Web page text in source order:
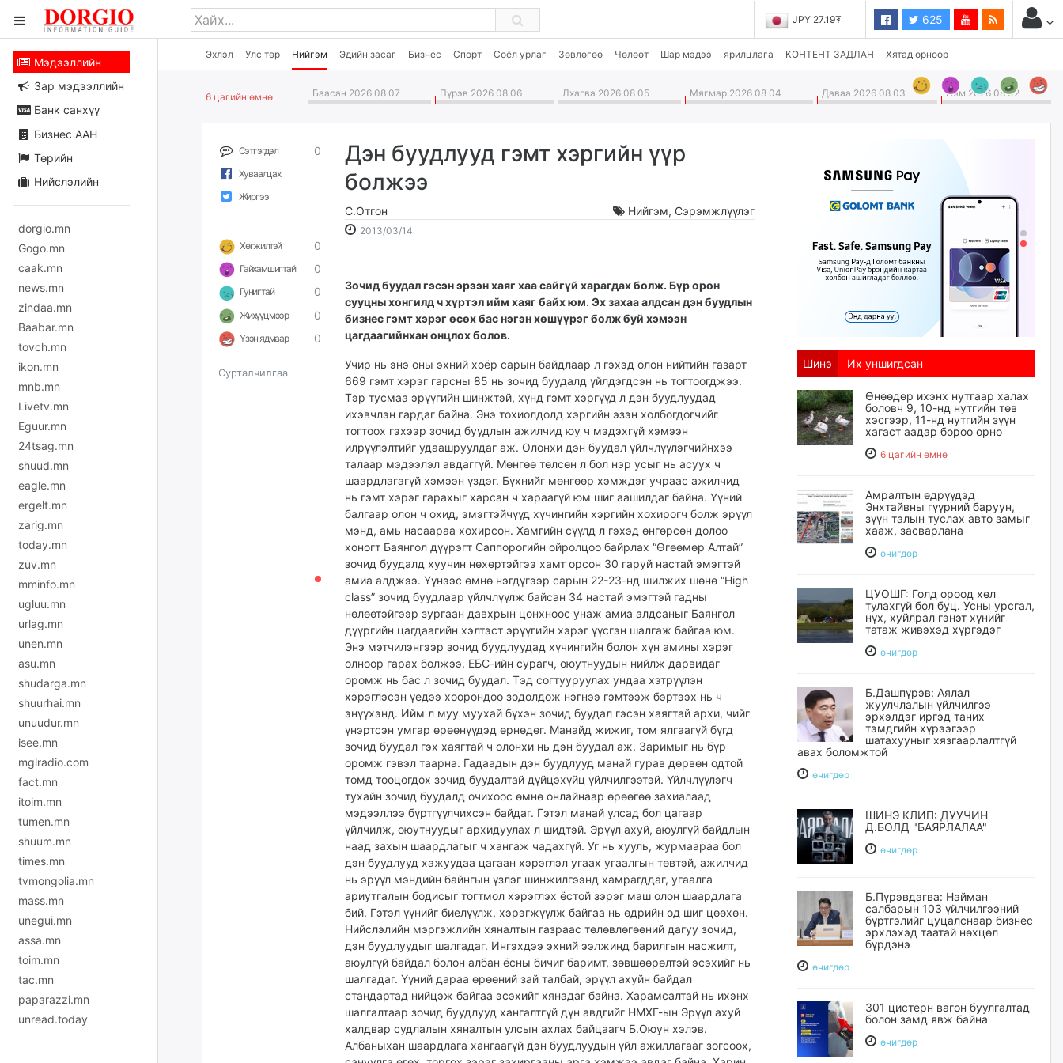
JPY 27.19₮ 625
Эхлэл Улс төр Нийгэм Эдийн засаг Бизнес Спорт Соёл урлаг Зөвлөгөө Чөлөөт Шар мэдээ ярилцлага КОНТЕНТ ЗАДЛАН Хятад орноор
Мэдээллийн
Зар мэдээллийн
Банк санхүү
Бизнес ААН
Төрийн
Нийслэлийн
dorgio.mn
Gogo.mn
caak.mn
news.mn
zindaa.mn
Baabar.mn
tovch.mn
ikon.mn
mnb.mn
Livetv.mn
Eguur.mn
24tsag.mn
shuud.mn
eagle.mn
ergelt.mn
zarig.mn
today.mn
zuv.mn
mminfo.mn
ugluu.mn
urlag.mn
unen.mn
asu.mn
shudarga.mn
shuurhai.mn
unuudur.mn
isee.mn
mglradio.com
fact.mn
itoim.mn
tumen.mn
shuum.mn
times.mn
tvmongolia.mn
mass.mn
unegui.mn
assa.mn
toim.mn
tac.mn
paparazzi.mn
unread.today
6 цагийн өмнө Баасан 2026 08 07 Пүрэв 2026 08 06 Лхагва 2026 08 05 Мягмар 2026 08 04 Даваа 2026 08 03 Ням 2026 08 02
Сэтгэгдэл 0
Хуваалцах
Жиргээ
Хөгжилтэй 0
Гайхамшигтай 0
Гунигтай 0
Жихүүцмээр 0
Үзэн ядмаар 0
Сурталчилгаа
Дэн буудлууд гэмт хэргийн үүр
болжээ
С.Отгон Нийгэм, Сэрэмжлүүлэг
2013/03/14
14:35:17
18:01:42
Зочид буудал гэсэн эрээн хаяг хаа сайгүй харагдах болж. Бүр орон
сууцны хонгилд ч хүртэл ийм хаяг байх юм. Эх захаа алдсан дэн буудлын
бизнес гэмт хэрэг өсөх бас нэгэн хөшүүрэг болж буй хэмээн
цагдаагийнхан онцлох болов.
Учир нь энэ оны эхний хоёр сарын байдлаар л гэхэд олон нийтийн газарт
669 гэмт хэрэг гарсны 85 нь зочид буудалд үйлдэгдсэн нь тогтоогджээ.
Тэр тусмаа эрүүгийн шинжтэй, хүнд гэмт хэргүүд л дэн буудлуудад
ихэвчлэн гардаг байна. Энэ тохиолдолд хэргийн эзэн холбогдогчийг
тогтоох гэхээр зочид буудлын ажилчид юу ч мэдэхгүй хэмээн
илрүүлэлтийг удаашруулдаг аж. Олонхи дэн буудал үйлчлүүлэгчийнхээ
талаар мэдээлэл авдаггүй. Мөнгөө төлсөн л бол нэр усыг нь асуух ч
шаардлагагүй хэмээн үздэг. Бүхнийг мөнгөөр хэмждэг учраас ажилчид
нь гэмт хэрэг гарахыг харсан ч хараагүй юм шиг аашилдаг байна. Үүний
балгаар олон ч охид, эмэгтэйчүүд хүчингийн хэргийн хохирогч болж эрүүл
мэнд, амь насаараа хохирсон. Хамгийн сүүлд л гэхэд өнгөрсөн долоо
хоногт Баянгол дүүрэгт Саппорогийн ойролцоо байрлах “Өгөөмөр Алтай”
зочид буудалд хуучин нөхөртэйгээ хамт орсон 30 гаруй настай эмэгтэй
амиа алджээ. Үүнээс өмнө нэгдүгээр сарын 22-23-нд шилжих шөнө “High
class” зочид буудлаар үйлчлүүлж байсан 34 настай эмэгтэй гадны
нөлөөтэйгээр зургаан давхрын цонхноос унаж амиа алдсаныг Баянгол
дүүргийн цагдаагийн хэлтэст эрүүгийн хэрэг үүсгэн шалгаж байгаа юм.
Энэ мэтчилэнгээр зочид буудлуудад хүчингийн болон хүн амины хэрэг
олноор гарах болжээ. ЕБС-ийн сурагч, оюутнуудын нийлж дарвидаг
оромж нь бас л зочид буудал. Тэд согтууруулах ундаа хэтрүүлэн
хэрэглэсэн үедээ хоорондоо зодолдож нэгнээ гэмтээж бэртээх нь ч
энүүхэнд. Ийм л муу муухай бүхэн зочид буудал гэсэн хаягтай архи, чийг
үнэртсэн умгар өрөөнүүдэд өрнөдөг. Манайд жижиг, том ялгаагүй бүгд
зочид буудал гэх хаягтай ч олонхи нь дэн буудал аж. Заримыг нь бүр
оромж гэвэл таарна. Гадаадын дэн буудлууд манай гурав дөрвөн одтой
томд тооцогдох зочид буудалтай дүйцэхүйц үйлчилгээтэй. Үйлчлүүлэгч
тухайн зочид буудалд очихоос өмнө онлайнаар өрөөгөө захиалаад
мэдээллээ бүртгүүлчихсэн байдаг. Гэтэл манай улсад бол цагаар
үйлчилж, оюутнуудыг архидуулах л шидтэй. Эрүүл ахуй, аюулгүй байдлын
наад захын шаардлагыг ч хангаж чадахгүй. Уг нь хууль, журмаараа бол
дэн буудлууд хажуудаа цагаан хэрэглэл угаах угаалгын төвтэй, ажилчид
нь эрүүл мэндийн байнгын үзлэг шинжилгээнд хамрагддаг, угаалга
ариутгалын бодисыг тогтмол хэрэглэх ёстой зэрэг маш олон шаардлага
бий. Гэтэл үүнийг биелүүлж, хэрэгжүүлж байгаа нь өдрийн од шиг цөөхөн.
Нийслэлийн мэргэжлийн хяналтын газраас төлөвлөгөөний дагуу зочид,
дэн буудлуудыг шалгадаг. Ингэхдээ эхний ээлжинд барилгын насжилт,
аюулгүй байдал болон албан ёсны бичиг баримт, зөвшөөрөлтэй эсэхийг нь
шалгадаг. Үүний дараа өрөөний зай талбай, эрүүл ахуйн байдал
стандартад нийцэж байгаа эсэхийг хянадаг байна. Харамсалтай нь ихэнх
шалгалтаар зочид буудлууд хангалтгүй дүн авдгийг НМХГ-ын Эрүүл ахуй
халдвар судлалын хяналтын улсын ахлах байцаагч Б.Оюун хэлэв.
Албаныхан шаардлага хангаагүй дэн буудлуудын үйл ажиллагааг зогсоох,
Шинэ Их уншигдсан
Өнөөдөр ихэнх нутгаар халах
боловч 9, 10-нд нутгийн төв
хэсгээр, 11-нд нутгийн зүүн
хагаст аадар бороо орно
6 цагийн өмнө
Амралтын өдрүүдэд
Энхтайвны гүүрний баруун,
зүүн талын туслах авто замыг
хааж, засварлана
өчигдѳр
ЦУОШГ: Голд ороод хөл
тулахгүй бол буц. Усны урсгал,
нүх, хуйлрал гэнэт хүнийг
татаж живэхэд хүргэдэг
өчигдѳр
Б.Дашпүрэв: Аялал
жуулчлалын үйлчилгээ
эрхэлдэг иргэд таних
тэмдгийн хүрээгээр
шатахууныг хязгаарлалтгүй
авах боломжтой
өчигдѳр
ШИНЭ КЛИП: ДУУЧИН
Д.БОЛД "БАЯРЛАЛАА"
өчигдѳр
Б.Пүрэвдагва: Найман
салбарын 103 үйлчилгээний
бүртгэлийг цуцалснаар бизнес
эрхлэхэд таатай нөхцөл
бүрдэнэ
өчигдѳр
301 цистерн вагон буулгалтад
болон замд явж байна
өчигдѳр